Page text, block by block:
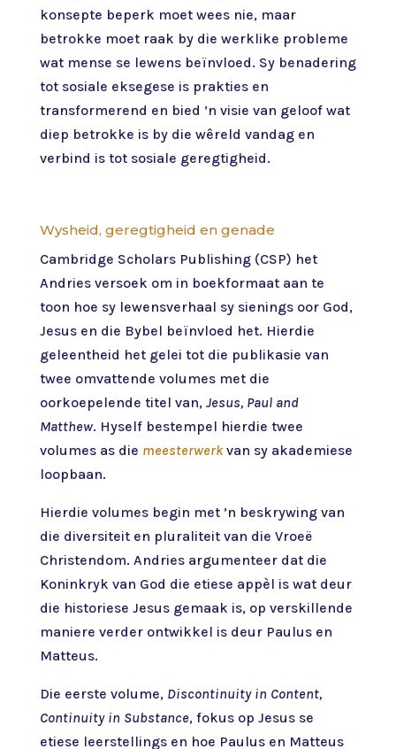
konsepte beperk moet wees nie, maar
betrokke moet raak by die werklike probleme
wat mense se lewens beïnvloed. Sy benadering
tot sosiale eksegese is prakties en
transformerend en bied ’n visie van geloof wat
diep betrokke is by die wêreld vandag en
verbind is tot sosiale geregtigheid.
Wysheid, geregtigheid en genade
Cambridge Scholars Publishing (CSP) het
Andries versoek om in boekformaat aan te
toon hoe sy lewensverhaal sy sienings oor God,
Jesus en die Bybel beïnvloed het. Hierdie
geleentheid het gelei tot die publikasie van
twee omvattende volumes met die
oorkoepelende titel van, Jesus, Paul and
Matthew. Hyself bestempel hierdie twee
volumes as die meesterwerkvan sy akademiese
loopbaan.
Hierdie volumes begin met ’n beskrywing van
die diversiteit en pluraliteit van die Vroeë
Christendom. Andries argumenteer dat die
Koninkryk van God die etiese appèl is wat deur
die historiese Jesus gemaak is, op verskillende
maniere verder ontwikkel is deur Paulus en
Matteus.
Die eerste volume, Discontinuity in Content,
Continuity in Substance, fokus op Jesus se
etiese leerstellings en hoe Paulus en Matteus